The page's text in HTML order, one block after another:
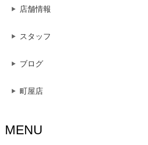
店舗情報
スタッフ
ブログ
町屋店
MENU